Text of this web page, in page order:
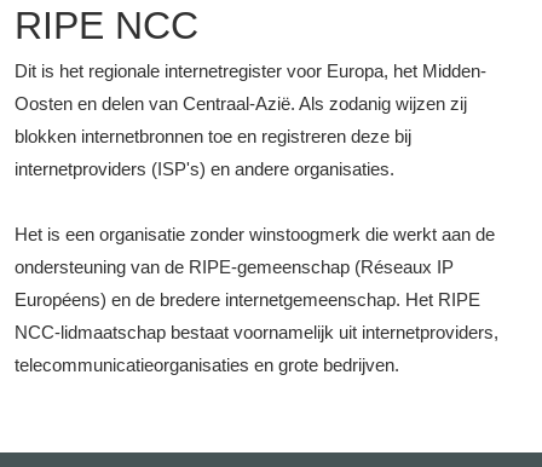
RIPE NCC
Dit is het regionale internetregister voor Europa, het Midden-
Oosten en delen van Centraal-Azië. Als zodanig wijzen zij
blokken internetbronnen toe en registreren deze bij
internetproviders (ISP's) en andere organisaties.
Het is een organisatie zonder winstoogmerk die werkt aan de
ondersteuning van de RIPE-gemeenschap (Réseaux IP
Européens) en de bredere internetgemeenschap. Het RIPE
NCC-lidmaatschap bestaat voornamelijk uit internetproviders,
telecommunicatieorganisaties en grote bedrijven.